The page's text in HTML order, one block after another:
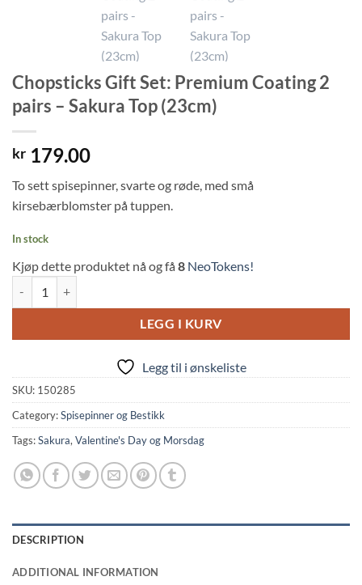
Chopsticks Gift Set: Premium Coating 2
pairs – Sakura Top (23cm)
kr 179.00
To sett spisepinner, svarte og røde, med små
kirsebærblomster på tuppen.
In stock
Kjøp dette produktet nå og få 8 NeoTokens!
LEGG I KURV
Legg til i ønskeliste
SKU: 150285
Category:Spisepinner og Bestikk
Tags:Sakura, Valentine's Day og Morsdag
DESCRIPTION
ADDITIONAL INFORMATION